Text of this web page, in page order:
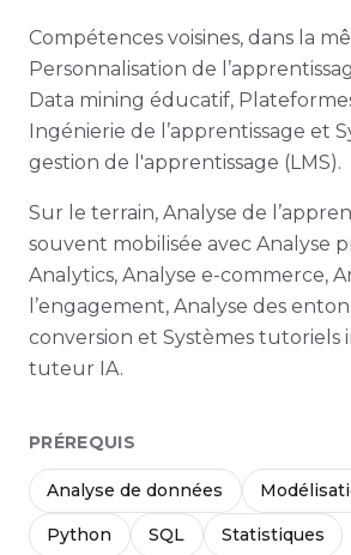
Compétences voisines, dans la
Personnalisation de
Data mining éducatif,
Ingénierie de l’apprentissage et
gestion de l'apprentissage (LMS).
Sur le terrain, Analyse de
souvent mobilisée avec Analyse
Analytics, Analyse e-commerce,
l’engagement, Analyse des
conversion et Systèmes tutoriels
tuteur IA.
PRÉREQUIS
Analyse de données
Python SQL
Statistiques